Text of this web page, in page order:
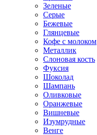
Зеленые
Серые
Бежевые
Глянцевые
Кофе с молоком
Металлик
Слоновая кость
Фуксия
Шоколад
Шампань
Оливковые
Оранжевые
Вишневые
Изумрудные
Венге